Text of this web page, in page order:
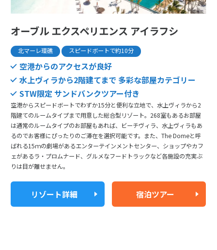
オーブル エクスペリエンス アイラフシ
北マーレ環礁 スピードボートで約10分
空港からのアクセスが良好
水上ヴィラから2階建てまで 多彩な部屋カテゴリー
STW限定 サンドバンクツアー付き
空港からスピードボートでわずか15分と便利な立地で、水上ヴィラから2
階建てのルームタイプまで用意した総合型リゾート。268室もあるお部屋
は通常のルームタイプのお部屋もあれば、ビーチヴィラ、水上ヴィラもあ
るのでお客様にぴったりのご滞在を選択可能です。また、The Domeと呼
ばれる15ｍの劇場があるエンターテインメントセンター、ショップやカフ
ェがあるラ・プロムナード、グルメなフードトラックなど各施設の充実ぶ
りは目が離せません。
リゾート詳細 宿泊ツアー